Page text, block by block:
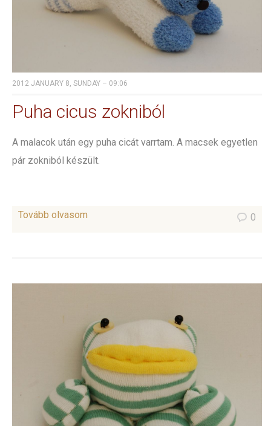
2012 JANUARY 8, SUNDAY – 09:06
Puha cicus zokniból
A malacok után egy puha cicát varrtam. A macsek egyetlen
pár zokniból készült.
Tovább olvasom 0